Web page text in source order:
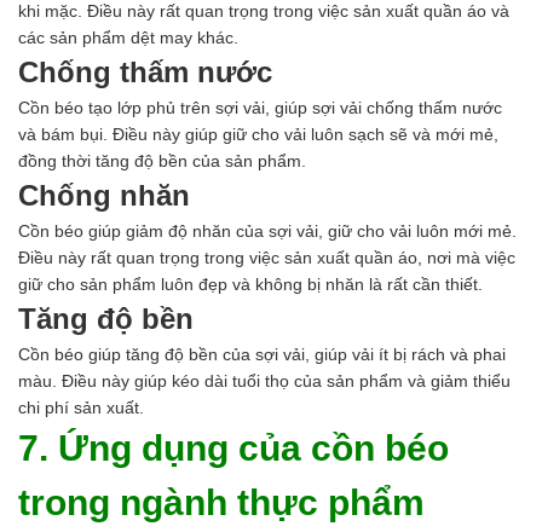
khi mặc. Điều này rất quan trọng trong việc sản xuất quần áo và
các sản phẩm dệt may khác.
Chống thấm nước
Cồn béo tạo lớp phủ trên sợi vải, giúp sợi vải chống thấm nước
và bám bụi. Điều này giúp giữ cho vải luôn sạch sẽ và mới mẻ,
đồng thời tăng độ bền của sản phẩm.
Chống nhăn
Cồn béo giúp giảm độ nhăn của sợi vải, giữ cho vải luôn mới mẻ.
Điều này rất quan trọng trong việc sản xuất quần áo, nơi mà việc
giữ cho sản phẩm luôn đẹp và không bị nhăn là rất cần thiết.
Tăng độ bền
Cồn béo giúp tăng độ bền của sợi vải, giúp vải ít bị rách và phai
màu. Điều này giúp kéo dài tuổi thọ của sản phẩm và giảm thiểu
chi phí sản xuất.
7. Ứng dụng của cồn béo
trong ngành thực phẩm